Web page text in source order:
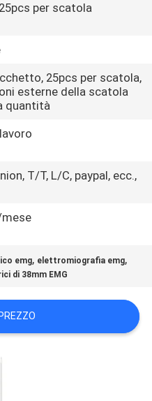
per scatola
25pcs per scatola,
esterne della scatola
quantità
T/T, L/C, paypal, ecc.,
emg, elettromiografia emg,
di 38mm EMG